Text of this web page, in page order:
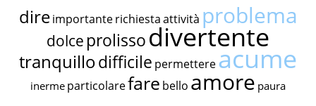
dire importante richiestaattività problema
dolce prolissodivertente
tranquillodifficile permettereacume
inerme particolarefare bello amore paura